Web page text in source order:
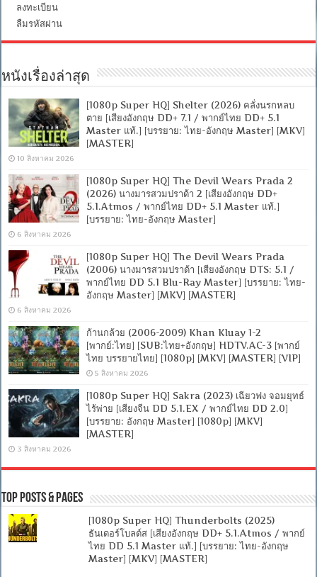
ลงทะเบียน
ลืมรหัสผ่าน
หนังเรื่องล่าสุด
[1080p Super HQ] Shelter (2026) คลั่งนรกหลบ
ตาย [เสียงอังกฤษ DD+ 7.1 / พากย์ไทย DD+ 5.1
Master แท้.] [บรรยาย: ไทย-อังกฤษ Master] [MKV]
[MASTER]
10 สิงหาคม 2026
[1080p Super HQ] The Devil Wears Prada 2
(2026) นางมารสวมปราด้า 2 [เสียงอังกฤษ DD+
5.1.Atmos / พากย์ไทย DD+ 5.1 Master แท้.]
[บรรยาย: ไทย-อังกฤษ Master]
6 สิงหาคม 2026
[1080p Super HQ] The Devil Wears Prada
(2006) นางมารสวมปราด้า [เสียงอังกฤษ DTS: 5.1 /
พากย์ไทย DD 5.1 Blu-Ray Master] [บรรยาย: ไทย-
อังกฤษ Master] [MKV] [MASTER]
6 สิงหาคม 2026
ก้านกล้วย (2006-2009) Khan Kluay 1-2
[พากย์:ไทย] [SUB:ไทย+อังกฤษ] HDTV.AC-3 [พากย์
ไทย บรรยายไทย] [1080p] [MKV] [MASTER] [VIP]
5 สิงหาคม 2026
[1080p Super HQ] Sakra (2023) เฉียวฟง จอมยุทธ์
ไร้พ่าย [เสียงจีน DD 5.1.EX / พากย์ไทย DD 2.0]
[บรรยาย: อังกฤษ Master] [1080p] [MKV]
[MASTER]
3 สิงหาคม 2026
Top Posts & Pages
[1080p Super HQ] Thunderbolts (2025)
ธันเดอร์โบลต์ส [เสียงอังกฤษ DD+ 5.1.Atmos / พากย์
ไทย DD 5.1 Master แท้.] [บรรยาย: ไทย-อังกฤษ
Master] [MKV] [MASTER]